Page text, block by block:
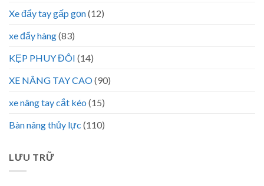
Xe đẩy tay gấp gọn(12)
xe đẩy hàng(83)
KẸP PHUY ĐÔI (14)
XE NÂNG TAY CAO(90)
xe nâng tay cắt kéo (15)
Bàn nâng thủy lực (110)
LƯU TRỮ